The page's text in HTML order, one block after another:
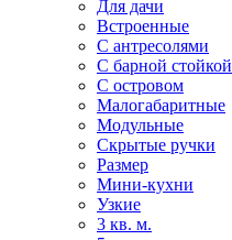
Для дачи
Встроенные
С антресолями
С барной стойкой
С островом
Малогабаритные
Модульные
Скрытые ручки
Размер
Мини-кухни
Узкие
3 кв. м.